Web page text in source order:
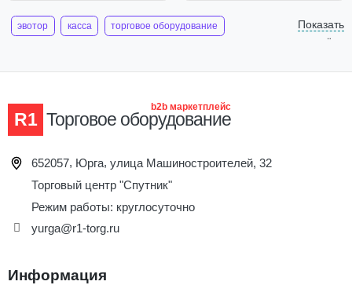
эвотор касса торговое оборудование
весы напольные электронные умные весы
фискальный накопитель 15 месяцев
защитный экран для кассы тсд
сканер штрих кодов онлайн штрих м
Показать
ещё
R1 Торговое оборудование
b2b маркетплейс
652057, Юрга, улица Машиностроителей, 32
Торговый центр "Спутник"
Режим работы: круглосуточно
yurga@r1-torg.ru
Информация